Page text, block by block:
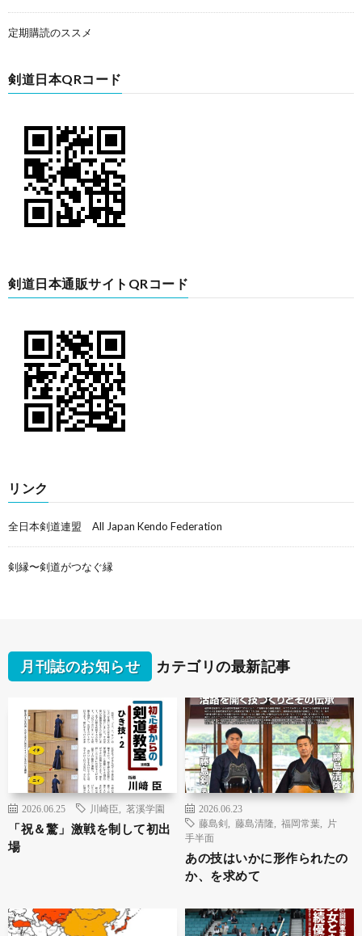
定期購読のススメ
剣道日本QRコード
剣道日本通販サイトQRコード
リンク
全日本剣道連盟 All Japan Kendo Federation
剣縁〜剣道がつなぐ縁
月刊誌のお知らせ カテゴリの最新記事
2026.06.25 川崎臣 茗溪学園
「祝＆驚」激戦を制して初出
場
2026.06.23
藤島剣
藤島清隆 福岡常葉
片
手半面
あの技はいかに形作られたの
か、を求めて